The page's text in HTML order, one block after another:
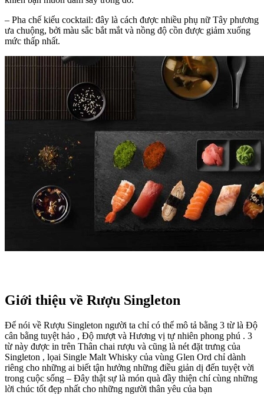
– Pha chế kiểu cocktail: đây là cách được nhiều phụ nữ Tây phương
ưa chuộng, bởi màu sắc bắt mắt và nồng độ cồn được giảm xuống
mức thấp nhất.
Giới thiệu về Rượu Singleton
Để nói về Rượu Singleton người ta chỉ có thể mô tả bằng 3 từ là Độ
cân bằng tuyệt hảo , Độ mượt và Hương vị tự nhiên phong phú . 3
từ này được in trên Thân chai rượu và cũng là nét đặt trưng của
Singleton , lọai Single Malt Whisky của vùng Glen Ord chỉ dành
riêng cho những ai biết tận hưởng những điều giản dị đến tuyệt vời
trong cuộc sống – Đây thật sự là món quà đầy thiện chí cùng những
lời chúc tốt đẹp nhất cho những người thân yêu của bạn